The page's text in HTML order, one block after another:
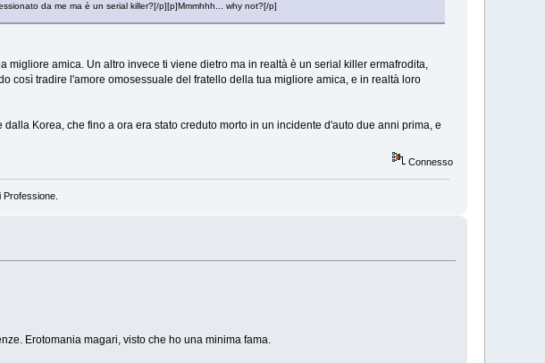
da me ma è un serial killer?[/p][p]Mmmhhh... why not?[/p]
migliore amica. Un altro invece ti viene dietro ma in realtà è un serial killer ermafrodita,
così tradire l'amore omosessuale del fratello della tua migliore amica, e in realtà loro
Korea, che fino a ora era stato creduto morto in un incidente d'auto due anni prima, e
Connesso
Erotomania magari, visto che ho una minima fama.